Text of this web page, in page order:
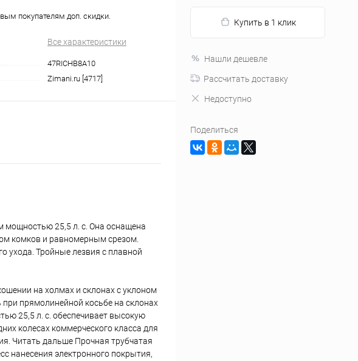
покупателям доп. скидки.
Все характеристики
47RICHB8A10
Zimani.ru [4717]
мощностью 25,5 л. с. Она оснащена
комков и равномерным срезом.
ухода. Тройные лезвия с плавной
на холмах и склонах с уклоном
при прямолинейной косьбе на склонах
25,5 л. с. обеспечивает высокую
колесах коммерческого класса для
Читать дальше Прочная трубчатая
нанесения электронного покрытия,
Купить в 1 клик
Нашли дешевле
Рассчитать доставку
Недоступно
Поделиться